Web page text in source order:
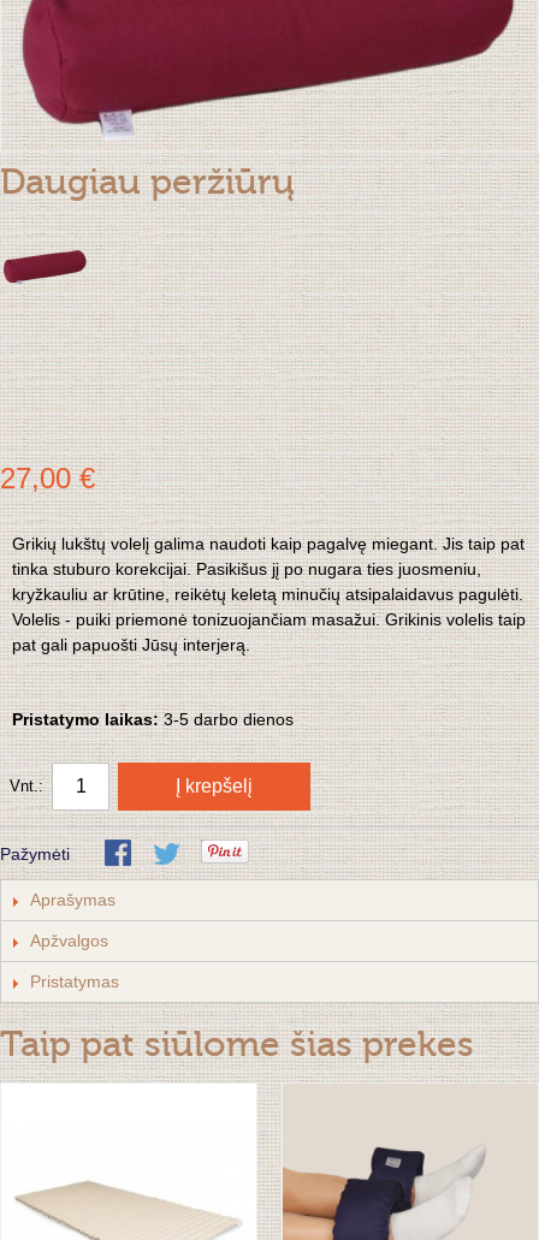
Daugiau peržiūrų
27,00 €
Grikių lukštų volelį galima naudoti kaip pagalvę miegant. Jis taip pat
tinka stuburo korekcijai. Pasikišus jį po nugara ties juosmeniu,
kryžkauliu ar krūtine, reikėtų keletą minučių atsipalaidavus pagulėti.
Volelis - puiki priemonė tonizuojančiam masažui. Grikinis volelis taip
pat gali papuošti Jūsų interjerą.
Pristatymo laikas:3-5 darbo dienos
Vnt.: Į krepšelį
Pažymėti
Aprašymas
Apžvalgos
Pristatymas
Taip pat siūlome šias prekes